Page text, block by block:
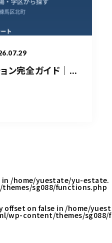
ン完全ガイド｜...
in /home/yuestate/yu-estate.
sg088/functions.php
offset on false in /home/yuest
wp-content/themes/sg088/f